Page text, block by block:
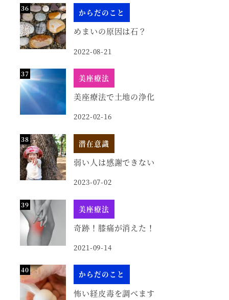
からだのこと
めまいの原因は石？
2022-08-21
美座療法
美座療法で土地の浄化
2022-02-16
潜在意識
弱い人は感謝できない
2023-07-02
美座療法
奇跡！膝痛が消えた！
2021-09-14
からだのこと
怖い経皮毒を調べます